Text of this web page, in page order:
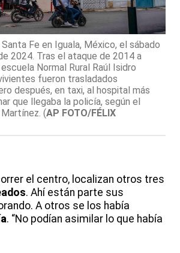
Fe en Iguala, México, el sábado
2024. Tras el ataque de 2014 a
Normal Rural Raúl Isidro
fueron trasladados
después, en taxi, al hospital más
que llegaba la policía, según el
(AP FOTO/FÉLIX
el centro, localizan otros tres
. Ahí están parte sus
A otros se los había
. “No podían asimilar lo que había